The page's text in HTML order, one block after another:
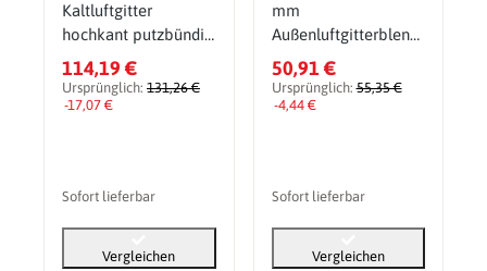
Kaltluftgitter
hochkant putzbündig
Weiß
114,19 €
Ursprünglich: 131,26 €
-17,07 €
Sofort lieferbar
Vergleichen
mm
Außenluftgitterblend
e in weiß mit 2 oder
3 Kanalführung
50,91 €
Ursprünglich:55,35 €
-4,44 €
Sofort lieferbar
Vergleichen